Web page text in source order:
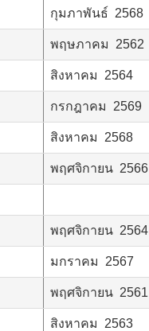
กุมภาพันธ์ 2568
พฤษภาคม 2562
สิงหาคม 2564
กรกฎาคม 2569
สิงหาคม 2568
พฤศจิกายน 2566
พฤศจิกายน 2564
มกราคม 2567
พฤศจิกายน 2561
สิงหาคม 2563